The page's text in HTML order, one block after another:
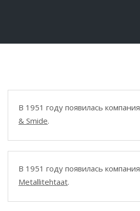
В 1951 году появилась компания
& Smide.
В 1951 году появилась компания
Metallitehtaat.